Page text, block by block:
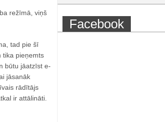
režīmā, viņš
tad pie šī
tika pieņemts
būtu jāatzīst e-
jāsanāk
rādītājs
ir attālināti.
Facebook